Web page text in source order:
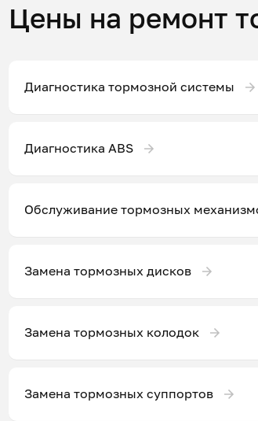
Цены на ремонт
Диагностика тормозной системы
Диагностика ABS
Обслуживание тормозных
Замена тормозных дисков
Замена тормозных колодок
Замена тормозных суппортов